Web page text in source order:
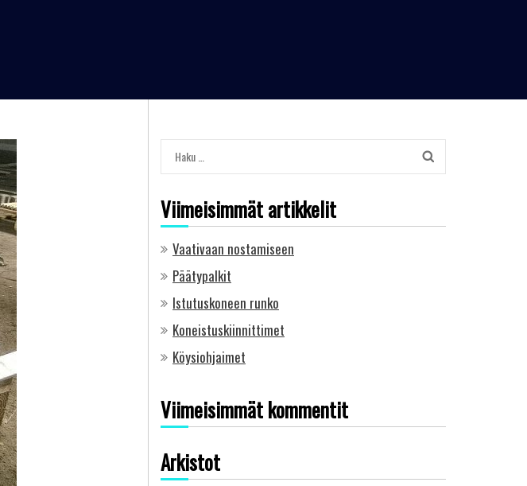
Haku:
Viimeisimmät artikkelit
Vaativaan nostamiseen
Päätypalkit
Istutuskoneen runko
Koneistuskiinnittimet
Köysiohjaimet
Viimeisimmät kommentit
Arkistot